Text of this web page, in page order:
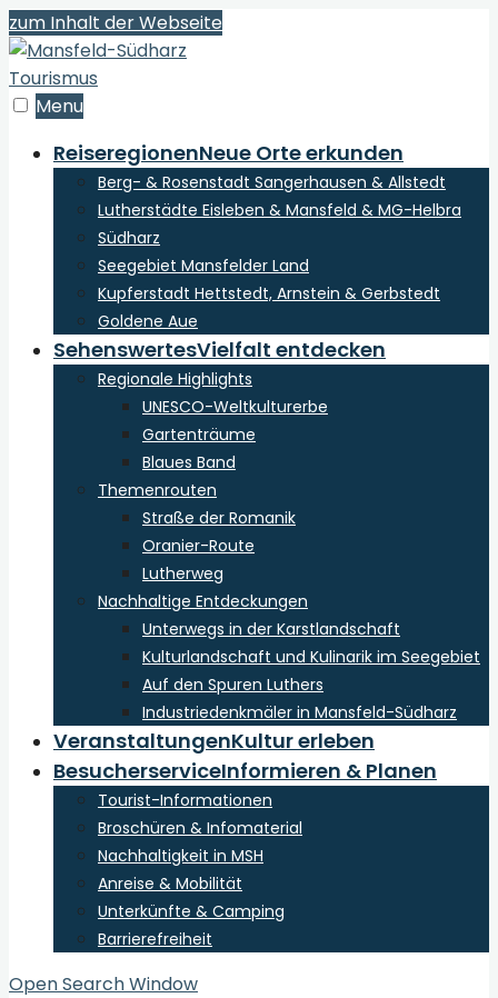
zum Inhalt der Webseite
Menu
ReiseregionenNeue Orte erkunden
Berg- & Rosenstadt Sangerhausen & Allstedt
Lutherstädte Eisleben & Mansfeld & MG-Helbra
Südharz
Seegebiet Mansfelder Land
Kupferstadt Hettstedt, Arnstein & Gerbstedt
Goldene Aue
SehenswertesVielfalt entdecken
Regionale Highlights
UNESCO-Weltkulturerbe
Gartenträume
Blaues Band
Themenrouten
Straße der Romanik
Oranier-Route
Lutherweg
Nachhaltige Entdeckungen
Unterwegs in der Karstlandschaft
Kulturlandschaft und Kulinarik im Seegebiet
Auf den Spuren Luthers
Industriedenkmäler in Mansfeld-Südharz
VeranstaltungenKultur erleben
BesucherserviceInformieren & Planen
Tourist-Informationen
Broschüren & Infomaterial
Nachhaltigkeit in MSH
Anreise & Mobilität
Unterkünfte & Camping
Barrierefreiheit
Open Search Window